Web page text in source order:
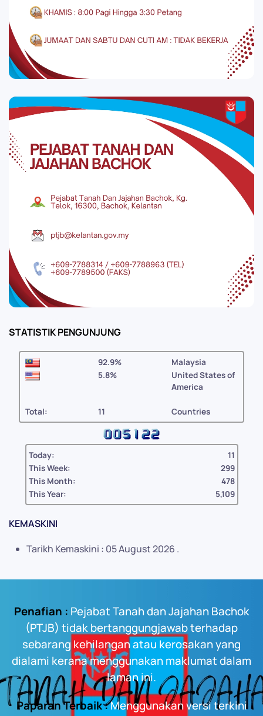
STATISTIK PENGUNJUNG
92.9%
Malaysia
5.8%
United States of
America
Total: 11 Countries
Today:
11
This Week:
299
This Month:
478
This Year:
5,109
KEMASKINI
Tarikh Kemaskini : 05 August 2026 .
Penafian : Pejabat Tanah dan Jajahan Bachok
(PTJB) tidak bertanggungjawab terhadap
sebarang kehilangan atau kerosakan yang
dialami kerana menggunakan maklumat dalam
laman ini.
Paparan Terbaik :Menggunakan versi terkini